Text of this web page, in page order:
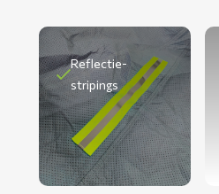
Reflectie-
stripings